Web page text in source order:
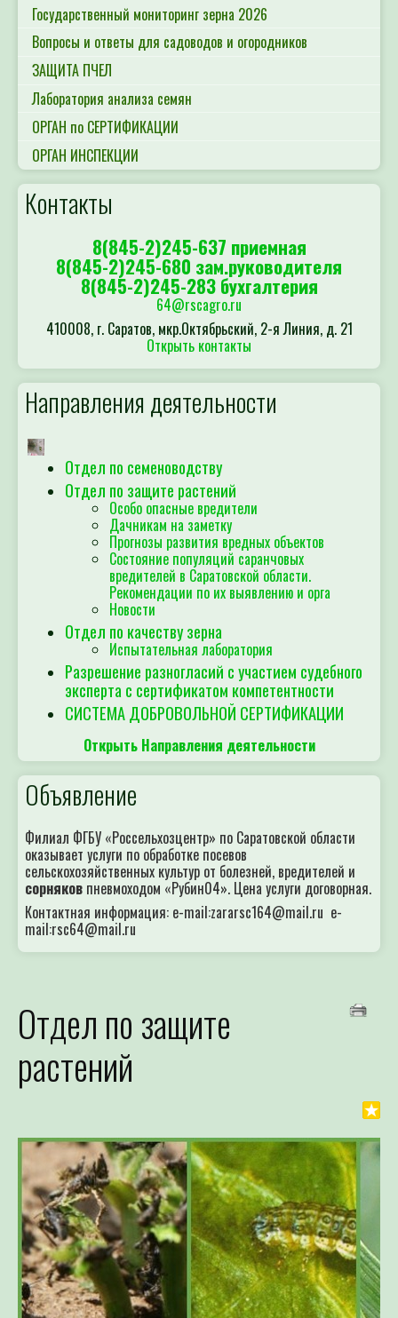
Государственный мониторинг зерна 2026
Вопросы и ответы для садоводов и огородников
ЗАЩИТА ПЧЕЛ
Лаборатория анализа семян
ОРГАН по СЕРТИФИКАЦИИ
ОРГАН ИНСПЕКЦИИ
Контакты
8(845-2)245-637 приемная
8(845-2)245-680 зам.руководителя
8(845-2)245-283 бухгалтерия
64@rscagro.ru
410008, г. Саратов, мкр.Октябрьский, 2-я Линия, д. 21
Открыть контакты
Направления деятельности
Отдел по семеноводству
Отдел по защите растений
Особо опасные вредители
Дачникам на заметку
Прогнозы развития вредных объектов
Состояние популяций саранчовых
вредителей в Саратовской области.
Рекомендации по их выявлению и орга
Новости
Отдел по качеству зерна
Испытательная лаборатория
Разрешение разногласий с участием судебного
эксперта с сертификатом компетентности
СИСТЕМА ДОБРОВОЛЬНОЙ СЕРТИФИКАЦИИ
Открыть Направления деятельности
Объявление
Филиал ФГБУ «Россельхозцентр» по Саратовской области
оказывает услуги по обработке посевов
сельскохозяйственных культур от болезней, вредителей и
сорняковпневмоходом «Рубин04». Цена услуги договорная.
Контактная информация: e-mail:zararsc164@mail.ru e-
mail:rsc64@mail.ru
Отдел по защите
растений